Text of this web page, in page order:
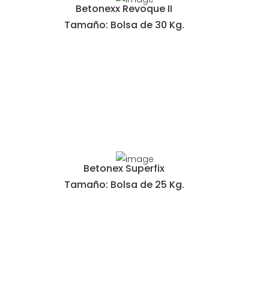
Betonexx Revoque II
Tamaño: Bolsa de 30 Kg.
Betonex Superfix
Tamaño: Bolsa de 25 Kg.